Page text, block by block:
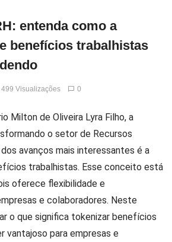
entenda como a
benefícios trabalhistas
499 Visualizações 0
Milton de Oliveira Lyra Filho, a
o setor de Recursos
dos avanços mais interessantes é a
trabalhistas. Esse conceito está
oferece flexibilidade e
e colaboradores. Neste
o que significa tokenizar benefícios
vantajoso para empresas e